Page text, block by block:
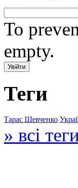
To
empty.
Теги
Тарас Шевченко
» всі